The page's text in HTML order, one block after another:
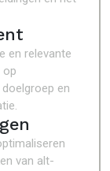
en relevante
op
en
van alt-